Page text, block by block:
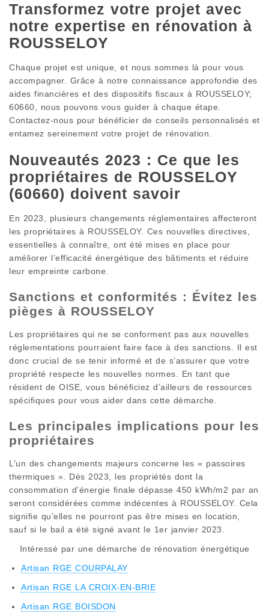
Transformez votre projet avec
notre expertise en rénovation à
ROUSSELOY
Chaque projet est unique, et nous sommes là pour vous
accompagner. Grâce à notre connaissance approfondie des
aides financières et des dispositifs fiscaux à ROUSSELOY;
60660, nous pouvons vous guider à chaque étape.
Contactez-nous pour bénéficier de conseils personnalisés et
entamez sereinement votre projet de rénovation.
Nouveautés 2023 : Ce que les
propriétaires de ROUSSELOY
(60660) doivent savoir
En 2023, plusieurs changements réglementaires affecteront
les propriétaires à ROUSSELOY. Ces nouvelles directives,
essentielles à connaître, ont été mises en place pour
améliorer l’efficacité énergétique des bâtiments et réduire
leur empreinte carbone.
Sanctions et conformités : Évitez les
pièges à ROUSSELOY
Les propriétaires qui ne se conforment pas aux nouvelles
réglementations pourraient faire face à des sanctions. Il est
donc crucial de se tenir informé et de s’assurer que votre
propriété respecte les nouvelles normes. En tant que
résident de OISE, vous bénéficiez d’ailleurs de ressources
spécifiques pour vous aider dans cette démarche.
Les principales implications pour les
propriétaires
L’un des changements majeurs concerne les « passoires
thermiques ». Dès 2023, les propriétés dont la
consommation d’énergie finale dépasse 450 kWh/m2 par an
seront considérées comme indécentes à ROUSSELOY. Cela
signifie qu’elles ne pourront pas être mises en location,
sauf si le bail a été signé avant le 1er janvier 2023.
Intéressé par une démarche de rénovation énergétique
Artisan RGE COURPALAY
Artisan RGE LA CROIX-EN-BRIE
Artisan RGE BOISDON